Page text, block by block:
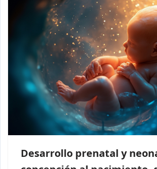
Desarrollo prenatal y